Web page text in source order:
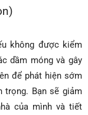
không được kiểm
dầm móng và gây
để phát hiện sớm
trọng. Bạn sẽ giảm
của mình và tiết